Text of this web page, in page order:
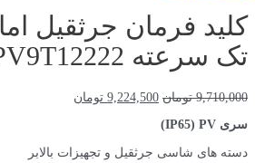
تک سرعته PV9T12222
9,710,000 تومان 9,224,500 تومان
سری IP65) PV)
دسته های شاسی جرثقیل و تجهیزات بالابر